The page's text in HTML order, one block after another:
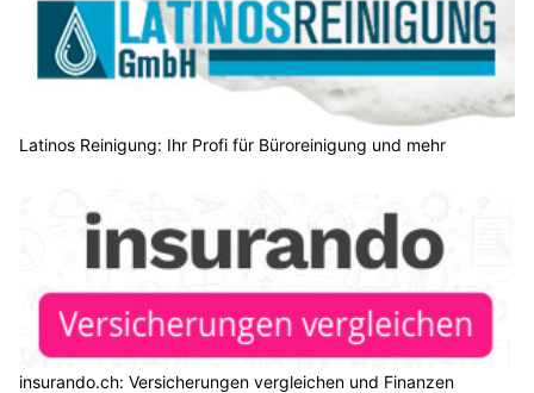
Latinos Reinigung: Ihr Profi für Büroreinigung und mehr
insurando.ch: Versicherungen vergleichen und Finanzen